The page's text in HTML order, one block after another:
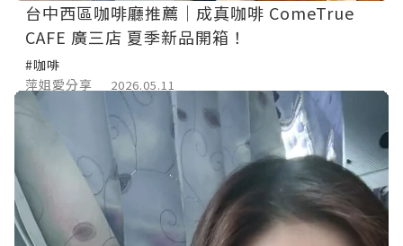
台中西區咖啡廳推薦｜成真咖啡 ComeTrue
CAFE 廣三店 夏季新品開箱！
#咖啡
萍姐愛分享
2026.05.11